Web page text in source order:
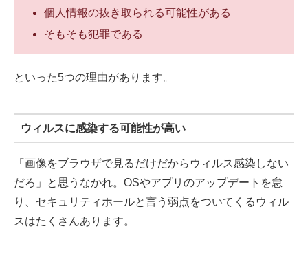
個人情報の抜き取られる可能性がある
そもそも犯罪である
といった5つの理由があります。
ウィルスに感染する可能性が高い
「画像をブラウザで見るだけだからウィルス感染しない
だろ」と思うなかれ。OSやアプリのアップデートを怠
り、セキュリティホールと言う弱点をついてくるウィル
スはたくさんあります。